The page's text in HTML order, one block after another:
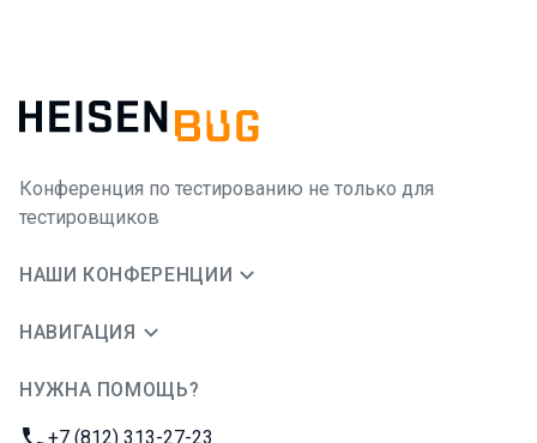
Конференция по тестированию не только для
тестировщиков
НАШИ КОНФЕРЕНЦИИ
НАВИГАЦИЯ
НУЖНА ПОМОЩЬ?
Телефон:
+7 (812) 313-27-23